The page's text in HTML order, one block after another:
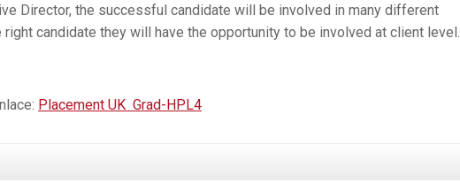
Director, the successful candidate will be involved in many different
candidate they will have the opportunity to be involved at client level.
Placement UK Grad-HPL4